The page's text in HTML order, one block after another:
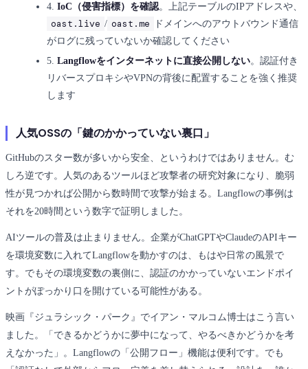
4. IoC（侵害指標）を確認。上記テーブルのIPアドレスや、
oast.live / oast.me
ドメインへのアウトバウンド通信
がログに残っていないか確認してください
5. Langflowをインターネットに直接公開しない。認証付き
リバースプロキシやVPNの背後に配置することを強く推奨
します
人気OSSの「鍵のかかっていない裏口」
GitHubのスター数が多いから安全、というわけではありません。む
しろ逆です。人気のあるツールほど攻撃者の研究対象になり、脆弱
性が見つかれば公開から数時間で攻撃が始まる。Langflowの事例は
それを20時間という数字で証明しました。
AIツールの普及は止まりません。企業がChatGPTやClaudeのAPIキー
を環境変数に入れてLangflowを動かすのは、もはや日常の風景で
す。でもその環境変数の裏側に、認証のかかっていないエンドポイ
ントがぽっかり口を開けている可能性がある。
映画『ジュラシック・パーク』でイアン・マルコム博士はこう言い
ました。「できるかどうかに夢中になって、やるべきかどうかを考
えなかった」。Langflowの「公開フロー」機能は便利です。でも